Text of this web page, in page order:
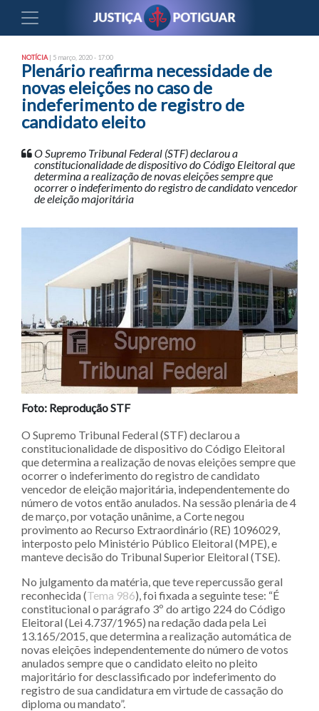
NOTÍCIA | 5 março, 2020 - 17:00
Plenário reafirma necessidade de
novas eleições no caso de
indeferimento de registro de
candidato eleito
O Supremo Tribunal Federal (STF) declarou a
constitucionalidade de dispositivo do Código Eleitoral que
determina a realização de novas eleições sempre que
ocorrer o indeferimento do registro de candidato vencedor
de eleição majoritária
Foto: Reprodução STF
O Supremo Tribunal Federal (STF) declarou a
constitucionalidade de dispositivo do Código Eleitoral
que determina a realização de novas eleições sempre que
ocorrer o indeferimento do registro de candidato
vencedor de eleição majoritária, independentemente do
número de votos então anulados. Na sessão plenária de 4
de março, por votação unânime, a Corte negou
provimento ao Recurso Extraordinário (RE) 1096029,
interposto pelo Ministério Público Eleitoral (MPE), e
manteve decisão do Tribunal Superior Eleitoral (TSE).
No julgamento da matéria, que teve repercussão geral
reconhecida (Tema 986), foi fixada a seguinte tese: “É
constitucional o parágrafo 3º do artigo 224 do Código
Eleitoral (Lei 4.737/1965) na redação dada pela Lei
13.165/2015, que determina a realização automática de
novas eleições independentemente do número de votos
anulados sempre que o candidato eleito no pleito
majoritário for desclassificado por indeferimento do
registro de sua candidatura em virtude de cassação do
diploma ou mandato”.